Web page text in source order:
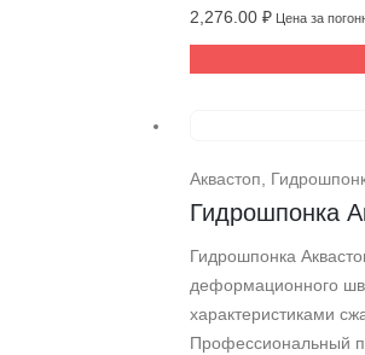
2,276.00 ₽ Цена за
Аквастоп,
Гидрошпонка
Гидрошпонка
деформационного
характеристиками
Профессиональный